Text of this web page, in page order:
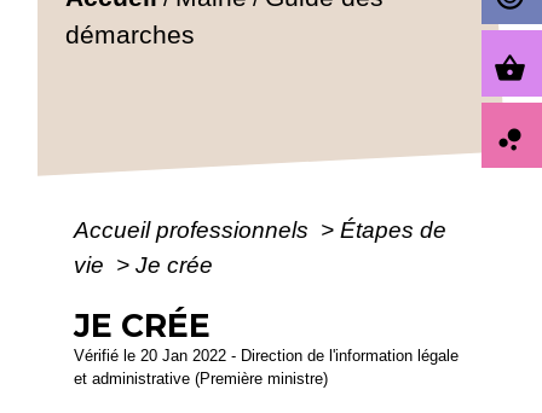
démarches
Accueil professionnels > Étapes de
vie > Je crée
JE CRÉE
Vérifié le 20 Jan 2022 - Direction de l'information légale
et administrative (Première ministre)
shopping_basket
bubble_chart